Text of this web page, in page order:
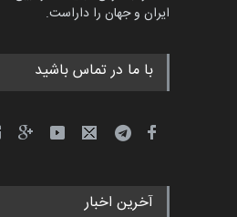
مهلت
مهلت
ایران و جهان را داراست.
با ما در تماس باشید
آخرین اخبار